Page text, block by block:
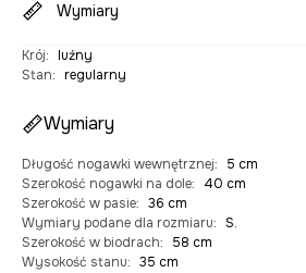
Wymiary
Krój: luźny
Stan: regularny
Wymiary
Długość nogawki wewnętrznej:
5 cm
Szerokość nogawki na dole:
40 cm
Szerokość w pasie: 36 cm
Wymiary podane dla rozmiaru: S.
Szerokość w biodrach:
58 cm
Wysokość stanu: 35 cm